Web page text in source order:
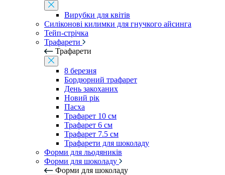
Вирубки для квітів
Силіконові килимки для гнучкого айсинга
Тейп-стрічка
Трафарети
Трафарети
8 березня
Бордюрний трафарет
День закоханих
Новий рік
Пасха
Трафарет 10 см
Трафарет 6 см
Трафарет 7.5 см
Трафарети для шоколаду
Форми для льодяників
Форми для шоколаду
Форми для шоколаду